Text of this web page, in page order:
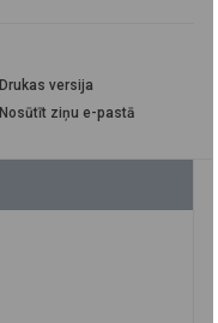
Drukas versija
Nosūtīt ziņu e-pastā